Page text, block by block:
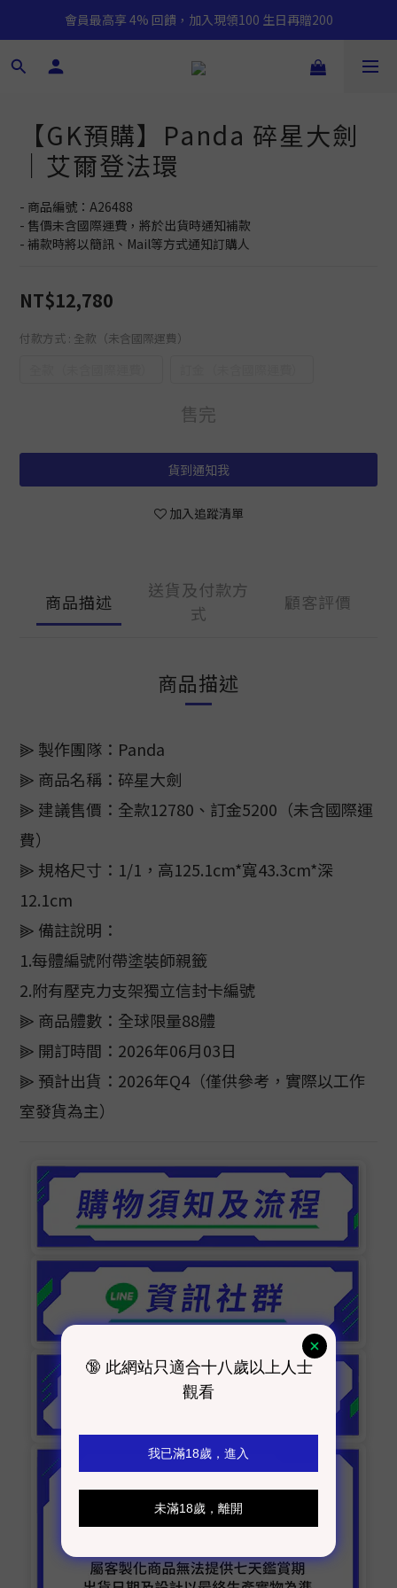
會員最高享 4% 回饋，加入現領100 生日再贈200
【GK預購】Panda 碎星大劍
｜艾爾登法環
- 商品編號：A26488
- 售價未含國際運費，將於出貨時通知補款
- 補款時將以簡訊、Mail等方式通知訂購人
NT$12,780
付款方式 : 全款（未含國際運費）
售完
貨到通知我
加入追蹤清單
商品描述
送貨及付款方
式
顧客評價
商品描述
⫸ 製作團隊：Panda
⫸ 商品名稱：碎星大劍
⫸ 建議售價：全款12780、訂金5200（未含國際運
費）
⫸ 規格尺寸：1/1，高125.1cm*寬43.3cm*深
12.1cm
⫸ 備註說明：
1.每體編號附帶塗裝師親籤
2.附有壓克力支架獨立信封卡編號
⫸ 商品體數：全球限量88體
⫸ 開訂時間：2026年06月03日
⫸ 預計出貨：2026年Q4（僅供參考，實際以工作
室發貨為主）